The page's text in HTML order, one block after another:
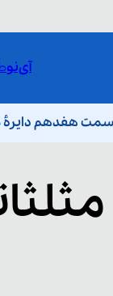
آی‌نو
هفدهم دایرۀ